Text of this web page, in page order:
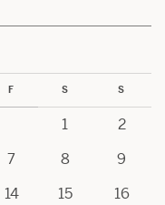
F S S
1
2
7 8
9
14 15
16